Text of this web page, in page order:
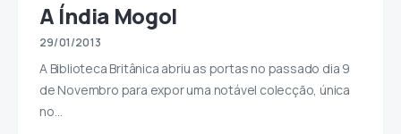
A Índia Mogol
29/01/2013
A Biblioteca Britânica abriu as portas no passado dia 9
de Novembro para expor uma notável colecção, única
no…